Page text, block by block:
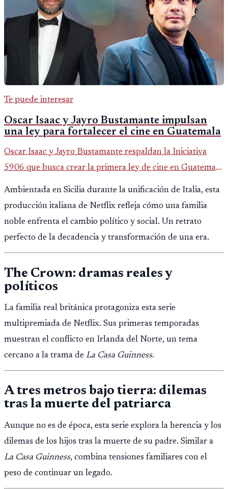
Te puede interesar
Oscar Isaac y Jayro Bustamante impulsan
una ley para fortalecer el cine en Guatemala
Oscar Isaac y Jayro Bustamante respaldan la Iniciativa
5906 que busca crear la primera ley de cine en Guatemala
y fortalecer la industria audiovisual del país.
Ambientada en Sicilia durante la unificación de Italia, esta
producción italiana de Netflix refleja cómo una familia
noble enfrenta el cambio político y social. Un retrato
perfecto de la decadencia y transformación de una era.
The Crown: dramas reales y
políticos
La familia real británica protagoniza esta serie
multipremiada de Netflix. Sus primeras temporadas
muestran el conflicto en Irlanda del Norte, un tema
cercano a la trama de La Casa Guinness.
A tres metros bajo tierra: dilemas
tras la muerte del patriarca
Aunque no es de época, esta serie explora la herencia y los
dilemas de los hijos tras la muerte de su padre. Similar a
La Casa Guinness, combina tensiones familiares con el
peso de continuar un legado.